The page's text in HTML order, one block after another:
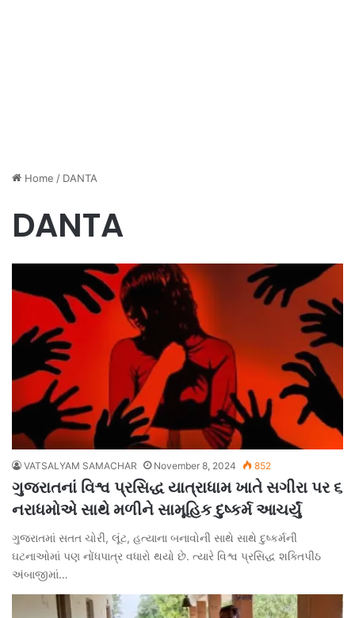
Home / DANTA
DANTA
VATSALYAM SAMACHAR November 8, 2024 852
ગુજરાતનાં વિશ્વ પ્રસિદ્ધ યાત્રાધામ ખાતે સગીરા પર ૬
નરાધમોએ સાથે મળીને સામૂહિક દુષ્કર્મ આચર્યું
ગુજરાતમાં સતત ચોરી, લૂંટ, હત્યાના બનાવોની સાથે સાથે દુષ્કર્મની
ઘટનાઓમાં પણ નોંધપાત્ર વધારો થયો છે. ત્યારે વિશ્વ પ્રસિદ્ધ શક્તિપીઠ
અંબાજીમાં…